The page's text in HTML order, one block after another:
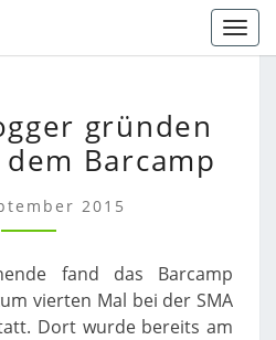
GRÜNDEN
VEREIN
AUF
DEM
BARCAMP
gründen
Barcamp
2015
fand das Barcamp
vierten Mal bei der SMA
Dort wurde bereits am